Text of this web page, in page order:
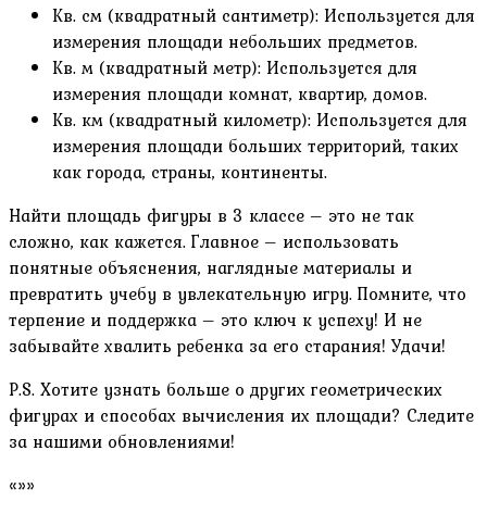
Кв. см (квадратный сантиметр): Используется для
измерения площади небольших предметов.
Кв. м (квадратный метр): Используется для
измерения площади комнат, квартир, домов.
Кв. км (квадратный километр): Используется для
измерения площади больших территорий, таких
как города, страны, континенты.
Найти площадь фигуры в 3 классе – это не так
сложно, как кажется. Главное – использовать
понятные объяснения, наглядные материалы и
превратить учебу в увлекательную игру. Помните, что
терпение и поддержка – это ключ к успеху! И не
забывайте хвалить ребенка за его старания! Удачи!
P.S. Хотите узнать больше о других геометрических
фигурах и способах вычисления их площади? Следите
за нашими обновлениями!
«»»